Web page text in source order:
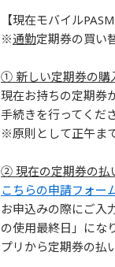
【現在モバイル
※通勤定期券の買い
① 新しい定期券の購
現在お持ちの定期券
手続きを行ってくだ
※原則として正午ま
② 現在の定期券の払
こちらの申請フォー
お申込みの際にご入
の使用最終日」にな
プリから定期券の払